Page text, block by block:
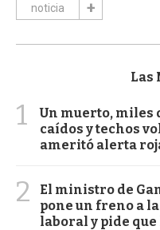
noticia
Las
1
Un muerto, miles
caídos y techos
ameritó alerta
2
El ministro de
pone un freno a
laboral y pide que